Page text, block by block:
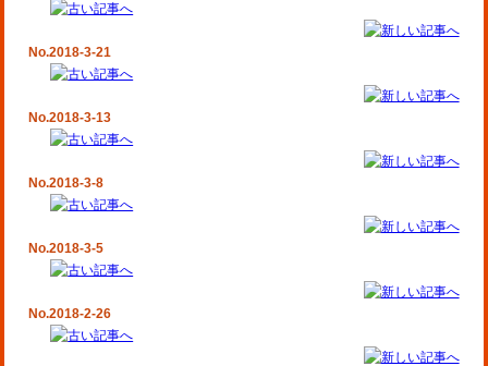
No.2018-3-21
No.2018-3-13
No.2018-3-8
No.2018-3-5
No.2018-2-26